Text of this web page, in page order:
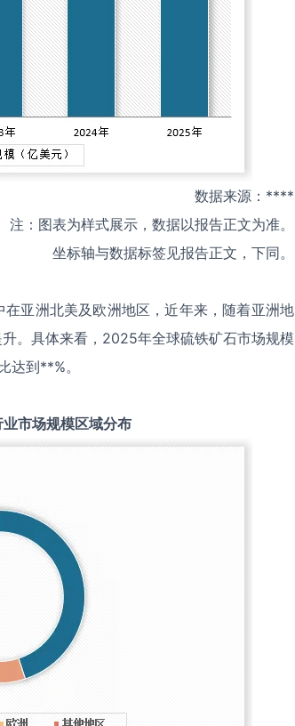
数据来源：****
注：图表为样式展示，数据以报告正文为准。
坐标轴与数据标签见报告正文，下同。
亚洲北美及欧洲地区，近年来，随着亚洲地
。具体来看，2025年全球硫铁矿石市场规模
达到**%。
业市场规模区域分布